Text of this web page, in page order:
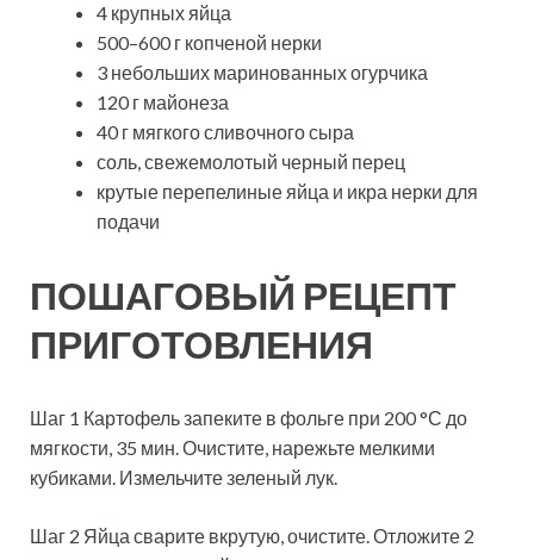
4 крупных яйца
500–600 г копченой нерки
3 небольших маринованных огурчика
120 г майонеза
40 г мягкого сливочного сыра
соль, свежемолотый черный перец
крутые перепелиные яйца и икра нерки для
подачи
ПОШАГОВЫЙ РЕЦЕПТ
ПРИГОТОВЛЕНИЯ
Шаг 1 Картофель запеките в фольге при 200 °С до
мягкости, 35 мин. Очистите, нарежьте мелкими
кубиками. Измельчите зеленый лук.
Шаг 2 Яйца сварите вкрутую, очистите. Отложите 2